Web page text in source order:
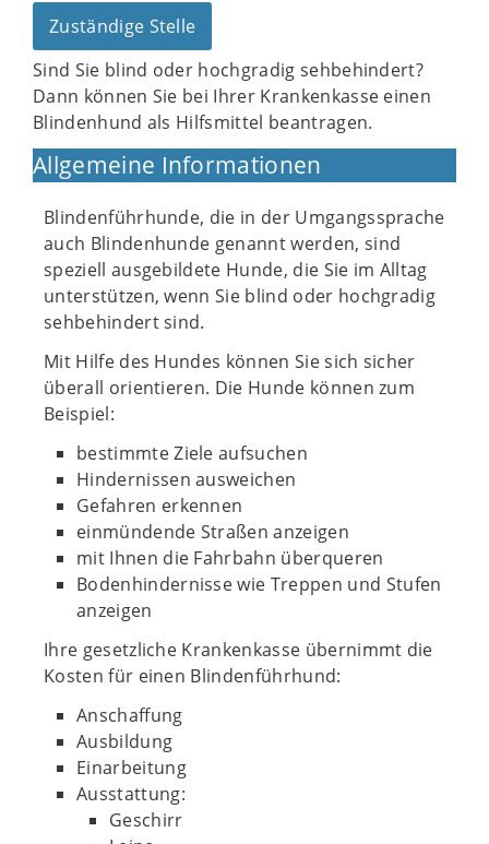
Zuständige Stelle
Sind Sie blind oder hochgradig sehbehindert?
Dann können Sie bei Ihrer Krankenkasse einen
Blindenhund als Hilfsmittel beantragen.
Allgemeine Informationen
Blindenführhunde, die in der Umgangssprache
auch Blindenhunde genannt werden, sind
speziell ausgebildete Hunde, die Sie im Alltag
unterstützen, wenn Sie blind oder hochgradig
sehbehindert sind.
Mit Hilfe des Hundes können Sie sich sicher
überall orientieren. Die Hunde können zum
Beispiel:
bestimmte Ziele aufsuchen
Hindernissen ausweichen
Gefahren erkennen
einmündende Straßen anzeigen
mit Ihnen die Fahrbahn überqueren
Bodenhindernisse wie Treppen und Stufen
anzeigen
Ihre gesetzliche Krankenkasse übernimmt die
Kosten für einen Blindenführhund:
Anschaffung
Ausbildung
Einarbeitung
Ausstattung:
Geschirr